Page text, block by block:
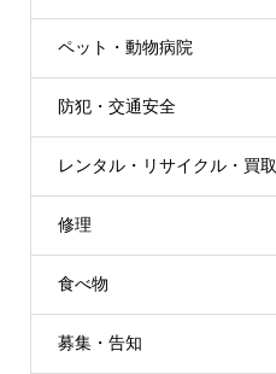
ペット・動物病院
防犯・交通安全
レンタル・リサイクル・買取
修理
食べ物
募集・告知